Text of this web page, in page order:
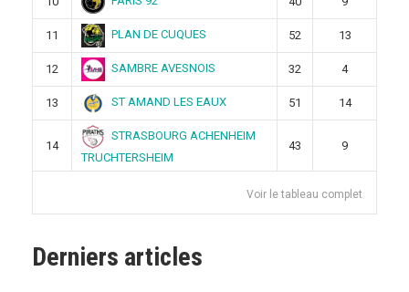
11 PLAN DE CUQUES 52 13
12 SAMBRE AVESNOIS 32 4
13 ST AMAND LES EAUX 51 14
14
STRASBOURG ACHENHEIM
TRUCHTERSHEIM
43 9
Voir le tableau complet
Derniers articles